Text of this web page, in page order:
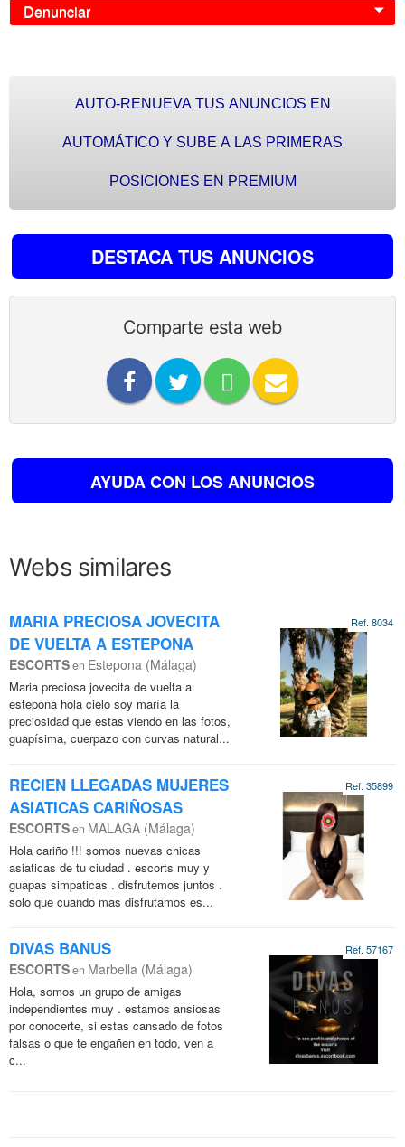
Denunciar 0
AUTO-RENUEVA TUS ANUNCIOS EN
AUTOMÁTICO Y SUBE A LAS PRIMERAS
POSICIONES EN PREMIUM
DESTACA TUS ANUNCIOS
Comparte esta web
AYUDA CON LOS ANUNCIOS
Webs similares
Ref. 8034
MARIA PRECIOSA JOVECITA
DE VUELTA A ESTEPONA
ESCORTSen Estepona (Málaga)
Maria preciosa jovecita de vuelta a
estepona hola cielo soy maría la
preciosidad que estas viendo en las fotos,
guapísima, cuerpazo con curvas natural...
Ref. 35899
RECIEN LLEGADAS MUJERES
ASIATICAS CARIÑOSAS
ESCORTSen MALAGA (Málaga)
Hola cariño !!! somos nuevas chicas
asiaticas de tu ciudad . escorts muy y
guapas simpaticas . disfrutemos juntos .
solo que cuando mas disfrutamos es...
Ref. 57167
DIVAS BANUS
ESCORTSen Marbella (Málaga)
Hola, somos un grupo de amigas
independientes muy . estamos ansiosas
por conocerte, si estas cansado de fotos
falsas o que te engañen en todo, ven a
c...